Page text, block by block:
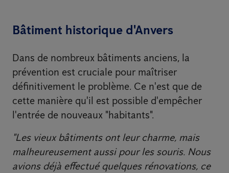
Bâtiment historique d'Anvers
Dans de nombreux bâtiments anciens, la
prévention est cruciale pour maîtriser
définitivement le problème. Ce n'est que de
cette manière qu'il est possible d'empêcher
l'entrée de nouveaux "habitants".
"Les vieux bâtiments ont leur charme, mais
malheureusement aussi pour les souris. Nous
avions déjà effectué quelques rénovations, ce